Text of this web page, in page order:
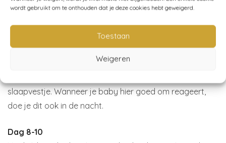
wordt gebruikt om te onthouden dat je deze cookies hebt geweigerd.
Toestaan
Weigeren
hebben, kunnen de drukknopen worden aangepast
zodat het vestje steviger rond het bovenlichaam van je
slaapvestje. Wanneer je baby hier goed om reageert,
doe je dit ook in de nacht.
Dag 8-10